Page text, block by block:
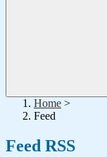
Home >
Feed
Feed RSS